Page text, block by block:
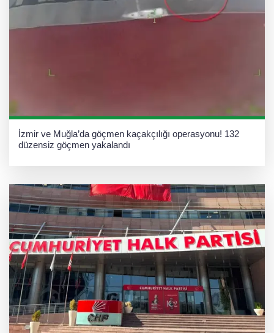
İzmir ve Muğla’da göçmen kaçakçılığı operasyonu! 132
düzensiz göçmen yakalandı